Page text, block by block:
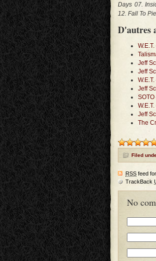
Days 07.
12. Fall To
D'autres
Jeff
Jeff
Jeff
Jeff
The
Filed
RSS feed
TrackBack
No